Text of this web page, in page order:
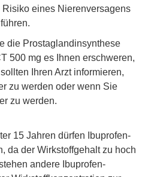
eines Nierenversagens
die Prostaglandinsynthese
500 mg es Ihnen erschweren,
Ihren Arzt informieren,
zu werden oder wenn Sie
zu werden.
15 Jahren dürfen Ibuprofen-
da der Wirkstoffgehalt zu hoch
andere Ibuprofen-